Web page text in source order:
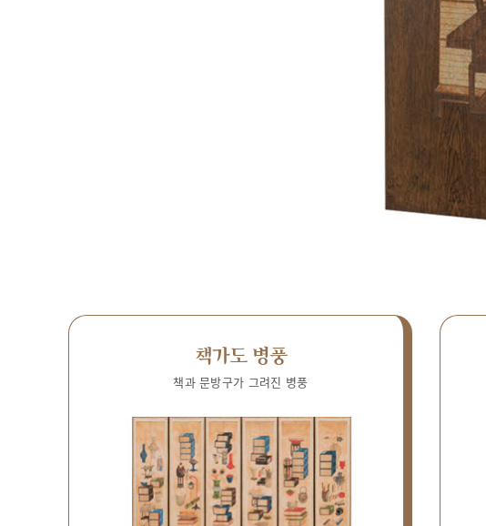
책가도 병풍
책과 문방구가 그려진 병풍